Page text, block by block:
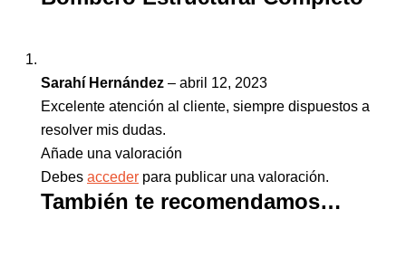
Sarahí Hernández – abril 12, 2023
Excelente atención al cliente, siempre dispuestos a
resolver mis dudas.
Añade una valoración
Debes acceder para publicar una valoración.
También te recomendamos…